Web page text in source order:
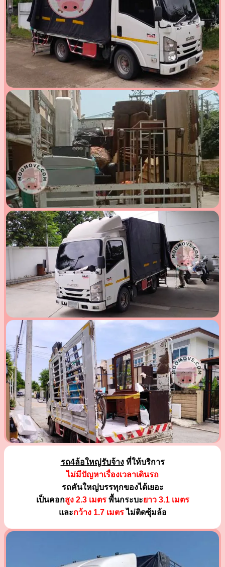
รถ4ล้อใหญ่รับจ้างที่ให้บริการ
ไม่มีปัญหาเรื่องเวลาเดินรถ
รถคันใหญ่บรรทุกของได้เยอะ
เป็นคอกสูง 2.3 เมตรพื้นกระบะยาว 3.1 เมตร
และกว้าง 1.7 เมตรไม่ติดซุ้มล้อ